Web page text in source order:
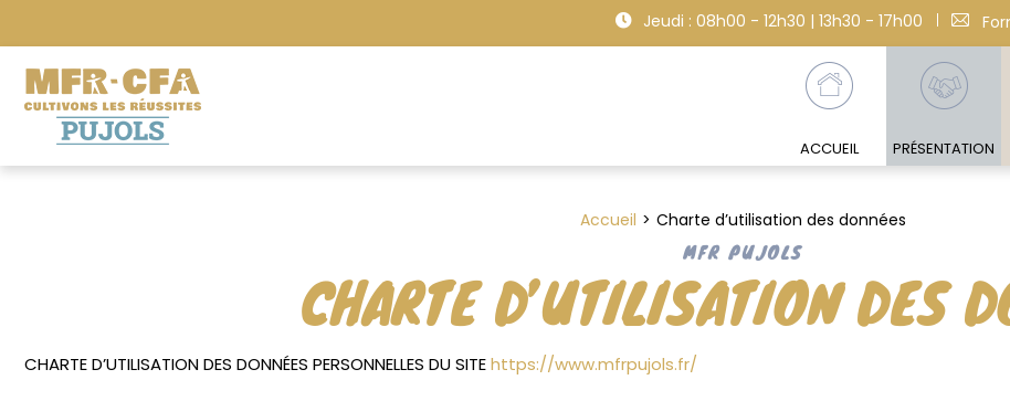
Jeudi : 08h00 - 12h30 | 13h30 - 17h00
ACCUEIL PRÉSENTATION
Accueil Charte d’utilisation des données
MFR PUJOLS
CHARTE D’UTILISATION DES
CHARTE D’UTILISATION DES DONNÉES PERSONNELLES DU SITEhttps://www.mfrpujols.fr/